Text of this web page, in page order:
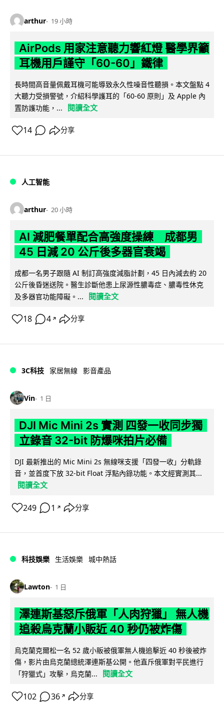
arthur 19 小時
AirPods 用家注意聽力響紅燈 醫學界籲
耳機用戶謹守「60-60」鐵律
長時間高音量佩戴耳機可能導致永久性噪音性聽損。本文盤點 4
大聽力受損警號，介紹科學護耳的「60-60 原則」及 Apple 內
置防護功能，...
閱讀全文
14 分享
人工智能
arthur 20 小時
AI 減肥餐單配合高強度操練 成都男
45 日減 20 公斤後多器官衰竭
成都一名男子跟隨 AI 制訂高強度減脂計劃，45 日內減去約 20
公斤後昏迷送院。醫生診斷他患上尿源性膿毒症、膿毒性休克
及多器官功能障礙。...
閱讀全文
18 4 ↗ 分享
3C科技 家居無線 影音產品
Vin 1 日
DJI Mic Mini 2s 實測 四發一收同步獨
立錄音 32-bit 防爆咪拍片必備
DJI 最新推出的 Mic Mini 2s 無線咪支援「四發一收」分軌錄
音，並首度下放 32-bit Float 浮點內錄功能。本文經實測其...
閱讀全文
249 1 ↗ 分享
科技娛樂 生活娛樂 城中熱話
Lawton 1 日
澤連斯基怒斥俄軍「人肉狩獵」 無人機
追殺烏克蘭小販近 40 秒仍被炸傷
烏克蘭克爾松一名 52 歲小販被俄軍無人機追擊近 40 秒後被炸
傷，影片由烏克蘭總統澤連斯基公開。他直斥俄軍對平民進行
「狩獵式」攻擊，烏克蘭...
閱讀全文
102 36 ↗ 分享